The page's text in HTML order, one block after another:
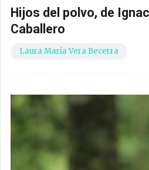
Hijos del polvo, de
Caballero
Laura María Vera Becerra